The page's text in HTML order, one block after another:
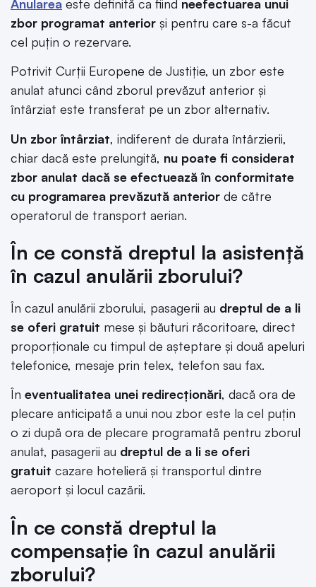
Anularea este definită ca fiind neefectuarea unui
zbor programat anterior şi pentru care s-a făcut
cel puţin o rezervare.
Potrivit Curţii Europene de Justiţie, un zbor este
anulat atunci când zborul prevăzut anterior şi
întârziat este transferat pe un zbor alternativ.
Un zbor întârziat, indiferent de durata întârzierii,
chiar dacă este prelungită, nu poate fi considerat
zbor anulat dacă se efectuează în conformitate
cu programarea prevăzută anterior de către
operatorul de transport aerian.
În ce constă dreptul la asistență
în cazul anulării zborului?
În cazul anulării zborului, pasagerii au dreptul de a li
se oferi gratuit mese şi băuturi răcoritoare, direct
proporţionale cu timpul de aşteptare şi două apeluri
telefonice, mesaje prin telex, telefon sau fax.
În eventualitatea unei redirecţionări, dacă ora de
plecare anticipată a unui nou zbor este la cel puţin
o zi după ora de plecare programată pentru zborul
anulat, pasagerii au dreptul de a li se oferi
gratuit cazare hotelieră şi transportul dintre
aeroport şi locul cazării.
În ce constă dreptul la
compensație în cazul anulării
zborului?